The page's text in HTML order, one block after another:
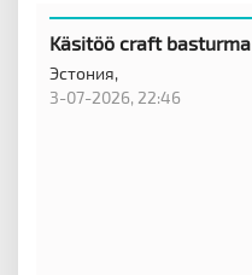
Käsitöö craft basturma
Эстония,
3-07-2026, 22:46